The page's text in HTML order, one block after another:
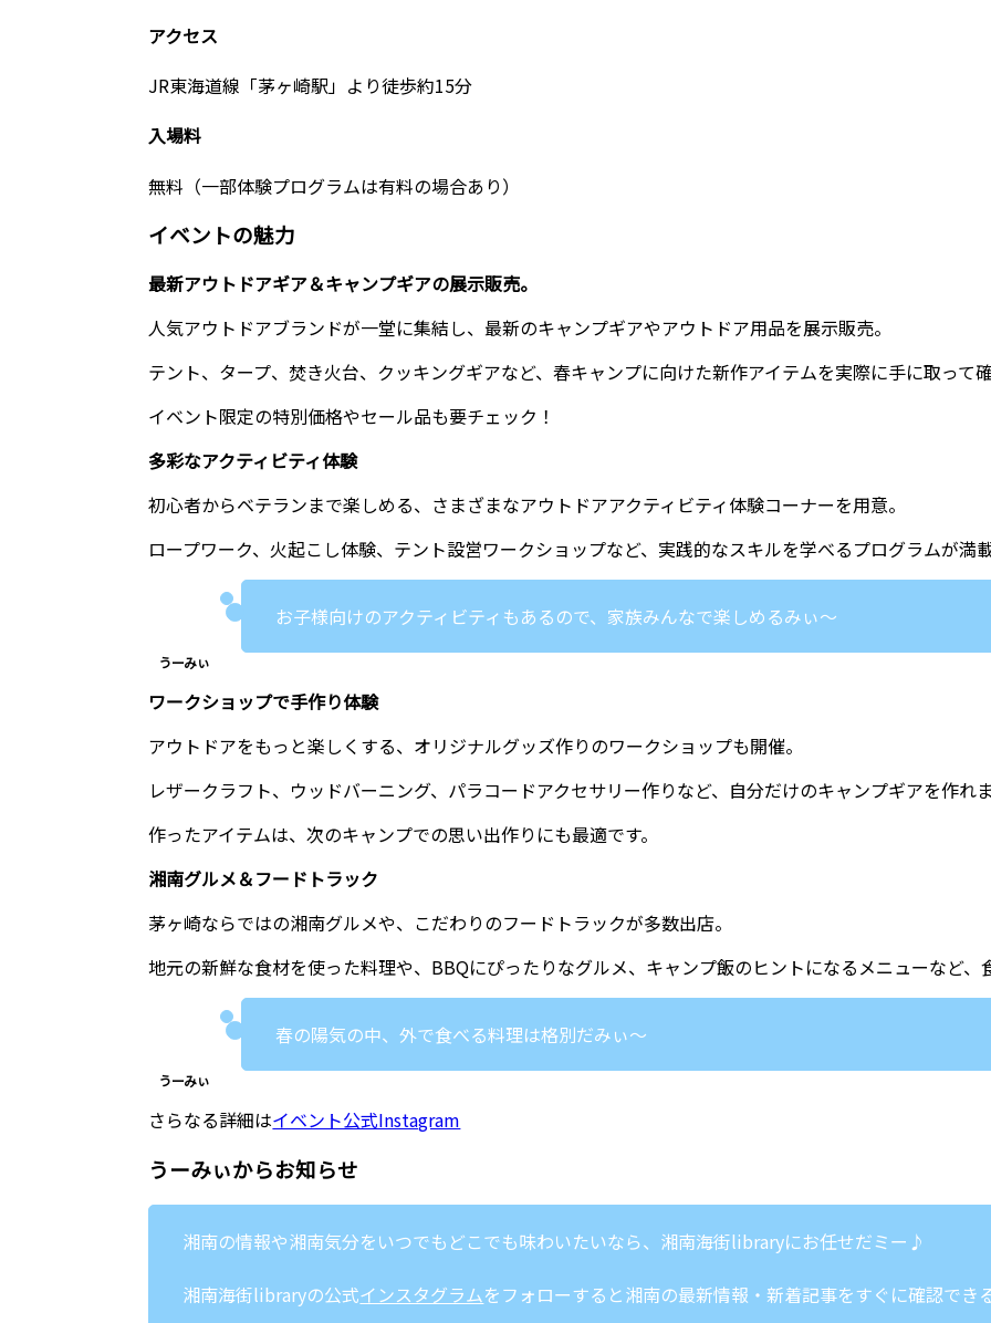
アクセス
JR東海道線「茅ヶ崎駅」より徒歩約15分
入場料
無料（一部体験プログラムは有料の場合あり）
イベントの魅力
最新アウトドアギア＆キャンプギアの展示販売。
人気アウトドアブランドが一堂に集結し、最新のキャンプギアやアウトドア用品を展示販売。
テント、タープ、焚き火台、クッキングギアなど、春キャンプに向けた新作アイテムを実際に手に取って
イベント限定の特別価格やセール品も要チェック！
多彩なアクティビティ体験
初心者からベテランまで楽しめる、さまざまなアウトドアアクティビティ体験コーナーを用意。
ロープワーク、火起こし体験、テント設営ワークショップなど、実践的なスキルを学べるプログラムが満
お子様向けのアクティビティもあるので、家族みんなで楽しめるみぃ～
ワークショップで手作り体験
アウトドアをもっと楽しくする、オリジナルグッズ作りのワークショップも開催。
レザークラフト、ウッドバーニング、パラコードアクセサリー作りなど、自分だけのキャンプギアを作れ
作ったアイテムは、次のキャンプでの思い出作りにも最適です。
湘南グルメ＆フードトラック
茅ヶ崎ならではの湘南グルメや、こだわりのフードトラックが多数出店。
地元の新鮮な食材を使った料理や、BBQにぴったりなグルメ、キャンプ飯のヒントになるメニューなど、
春の陽気の中、外で食べる料理は格別だみぃ～
さらなる詳細はイベント公式Instagram
うーみぃからお知らせ
湘南の情報や湘南気分をいつでもどこでも味わいたいなら、湘南海街libraryにお任せだミー♪
湘南海街libraryの公式インスタグラムをフォローすると湘南の最新情報・新着記事をすぐに確認で